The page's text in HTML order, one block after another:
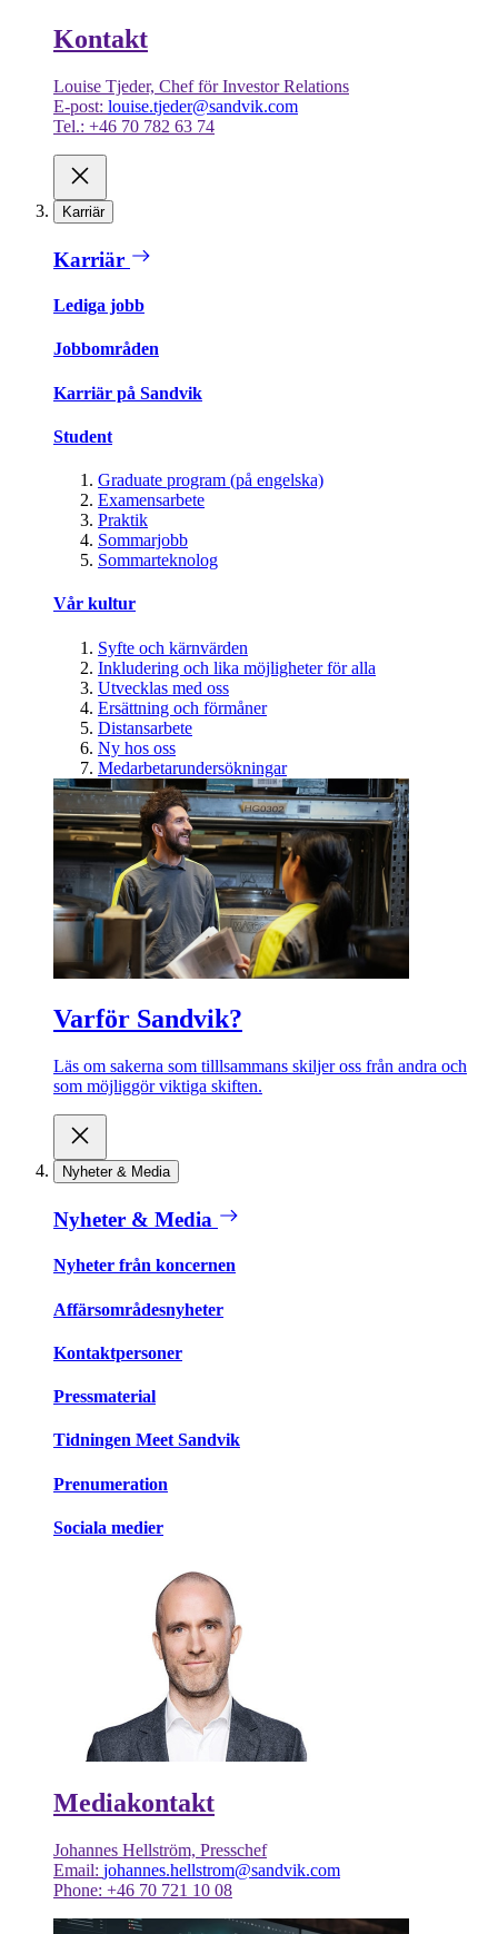
Kontakt
Louise Tjeder, Chef för Investor Relations
E-post: louise.tjeder@sandvik.com
Tel.: +46 70 782 63 74
Karriär
Karriär
Lediga jobb
Jobbområden
Karriär på Sandvik
Student
Graduate program (på engelska)
Examensarbete
Praktik
Sommarjobb
Sommarteknolog
Vår kultur
Syfte och kärnvärden
Inkludering och lika möjligheter för alla
Utvecklas med oss
Ersättning och förmåner
Distansarbete
Ny hos oss
Medarbetarundersökningar
Varför Sandvik?
Läs om sakerna som tilllsammans skiljer oss från andra och
som möjliggör viktiga skiften.
Nyheter & Media
Nyheter & Media
Nyheter från koncernen
Affärsområdesnyheter
Kontaktpersoner
Pressmaterial
Tidningen Meet Sandvik
Prenumeration
Sociala medier
Mediakontakt
Johannes Hellström, Presschef
Email: johannes.hellstrom@sandvik.com
Phone: +46 70 721 10 08